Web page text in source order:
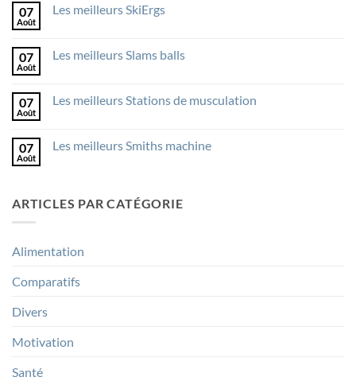
Les
07
Août
Les meilleurs SkiErgs
Les
07
Août
Les meilleurs Slams balls
Les
07
Août
Les meilleurs Stations de musculation
Les
07
Août
Les meilleurs Smiths machine
meilleurs
ARTICLES PAR CATÉGORIE
Alimentation
Comparatifs
Divers
Motivation
Santé